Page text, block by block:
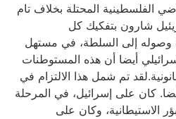
الفلسطينية المحتلة بخلاف تام
شارون بتفكيك كل
وصوله إلى السلطة، في مستهل
الإسرائيلي أيضا أن هذه المستوطنات
تم شمل هذا الالتزام في
كان على إسرائيل، في المرحلة
الاستيطانية، وكان على